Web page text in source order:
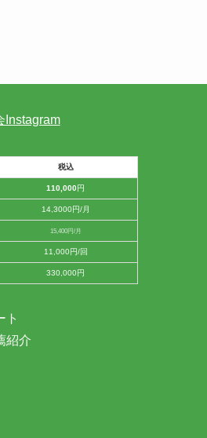
税込
110,000円
14,3000円/月
15,400円/月
11,000円/回
330,000円
ト
紹介